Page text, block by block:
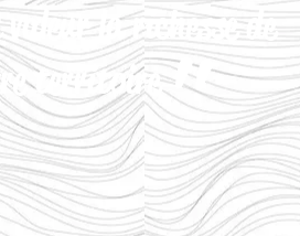
valeurla richessede
territoire"